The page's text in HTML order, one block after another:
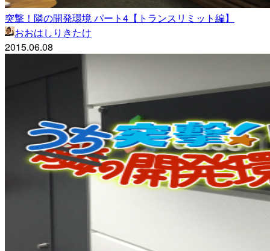
突撃！隣の開発環境 パート4【トランスリミット編】
おおはしりきたけ
2015.06.08